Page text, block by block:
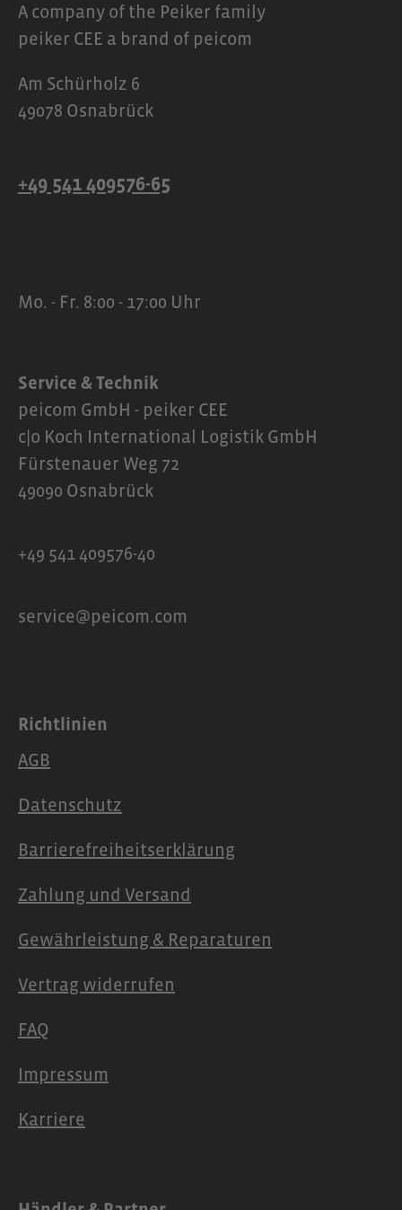
A company of the Peiker family
peiker CEE a brand of peicom
Am Schürholz 6
49078 Osnabrück
+49 541 409576-65
Mo. - Fr. 8:00 - 17:00 Uhr
Service & Technik
peicom GmbH - peiker CEE
c|o Koch International Logistik GmbH
Fürstenauer Weg 72
49090 Osnabrück
+49 541 409576-40
service@peicom.com
Richtlinien
AGB
Datenschutz
Barrierefreiheitserklärung
Zahlung und Versand
Gewährleistung & Reparaturen
Vertrag widerrufen
FAQ
Impressum
Karriere